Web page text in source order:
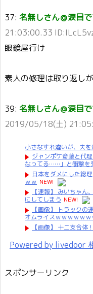
37: 名無しさん＠涙目
21:03:00.33
眼鏡屋行け
素人の修理は取り返し
39: 名無しさん＠涙目
2019/05/18(土)
小さなすれ違いが、夫を
ジャンポケ斎藤と代
なってる……」と衝撃を
日本をダメにした総
ｗｗ NEW!
【速報】 みいちゃん
にしてしまう NEW!
【画像】 トラックの
オムライスｗｗｗｗｗ
【画像】 十二支合体
Powered by livedoor
スポンサーリンク